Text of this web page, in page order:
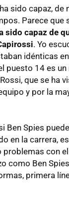
sido capaz, de
Parece que
sido capaz de
. Yo
idénticas
puesto 14 es
que se ha
y por la
Ben Spies
en la carrera,
problemas con
como Ben
primera